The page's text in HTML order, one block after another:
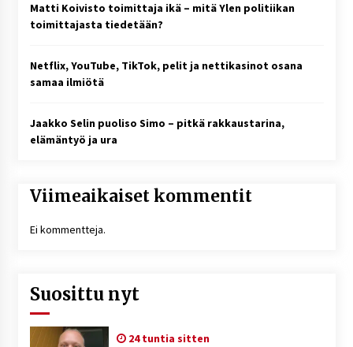
Matti Koivisto toimittaja ikä – mitä Ylen politiikan
toimittajasta tiedetään?
Netflix, YouTube, TikTok, pelit ja nettikasinot osana
samaa ilmiötä
Jaakko Selin puoliso Simo – pitkä rakkaustarina,
elämäntyö ja ura
Viimeaikaiset kommentit
Ei kommentteja.
Suosittu nyt
24 tuntia sitten